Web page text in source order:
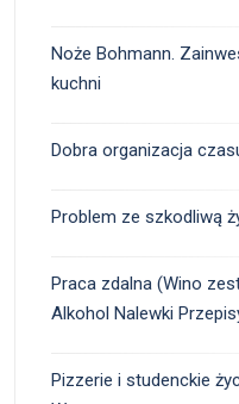
Noże Bohmann.
kuchni
Dobra organizacja
Problem ze szkodliwą
Praca zdalna (Wino
Alkohol Nalewki
Pizzerie i studenckie